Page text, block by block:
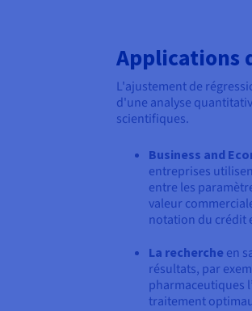
Applications
L'ajustement de
d'une analyse
scientifiques.
Business and
entreprises
entre les
valeur
notation du crédit
La recherche en
résultats, par
pharmaceutiques
traitement